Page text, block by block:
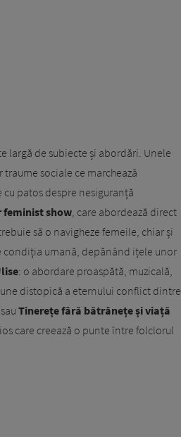
largă de subiecte și abordări. Unele
sociale ce marchează
cu patos despre nesiguranță
feminist show, care abordează direct
să o navigheze femeile, chiar și
condiția umană, depănând ițele unor
: o abordare proaspătă, muzicală,
distopică a eternului conflict dintre
Tinerețe fără bătrânețe și viață
care creează o punte între folclorul